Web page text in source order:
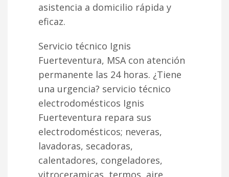
asistencia a domicilio rápida y
eficaz.
Servicio técnico Ignis
Fuerteventura, MSA con atención
permanente las 24 horas. ¿Tiene
una urgencia? servicio técnico
electrodomésticos Ignis
Fuerteventura repara sus
electrodomésticos; neveras,
lavadoras, secadoras,
calentadores, congeladores,
vitroceramicas, termos, aire